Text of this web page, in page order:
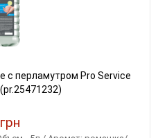
с перламутром Pro Service